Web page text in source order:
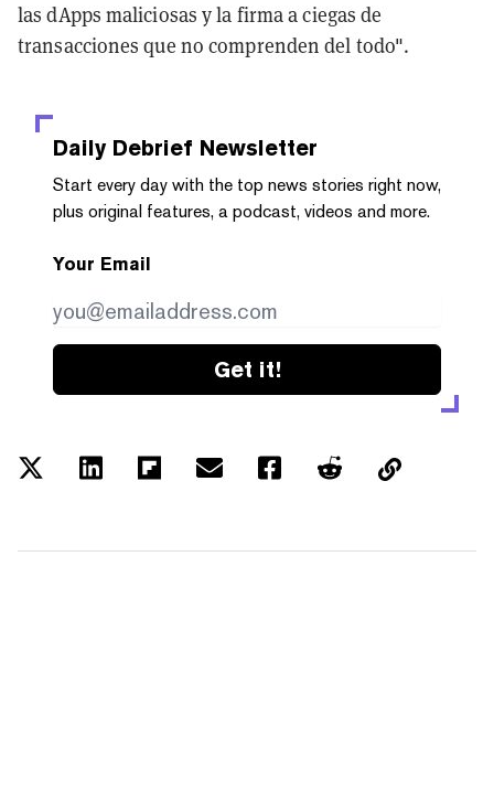
las dApps maliciosas y la firma a ciegas de
transacciones que no comprenden del todo".
Daily Debrief Newsletter
Start every day with the top news stories right now,
plus original features, a podcast, videos and more.
Your Email
Get it!